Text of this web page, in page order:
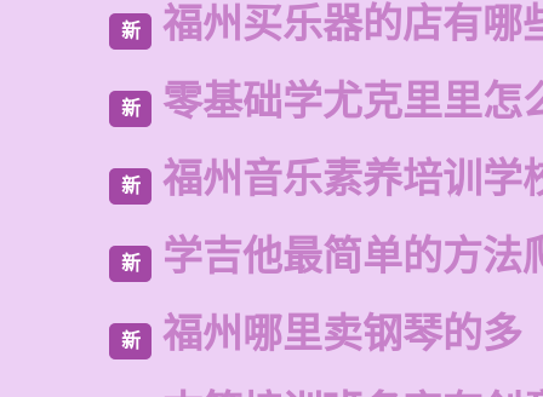
新 福州买乐器的店有哪
新 零基础学尤克里里怎
新 福州音乐素养培训学
新 学吉他最简单的方法
新
福州哪里卖钢琴的多